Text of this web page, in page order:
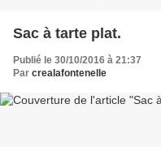
Sac à tarte plat.
Publié le 30/10/2016 à 21:37
Par crealafontenelle